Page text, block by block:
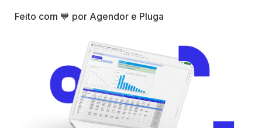
Feito com 💙 por Agendor e Pluga